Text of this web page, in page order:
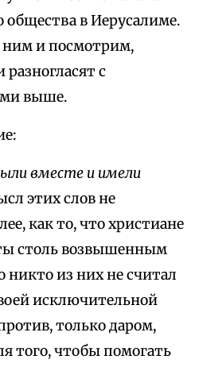
общества в Иерусалиме.
ним и посмотрим,
с
выше.
вместе и имели
этих слов не
как то, что христиане
столь возвышенным
никто из них не считал
исключительной
только даром,
того, чтобы помогать